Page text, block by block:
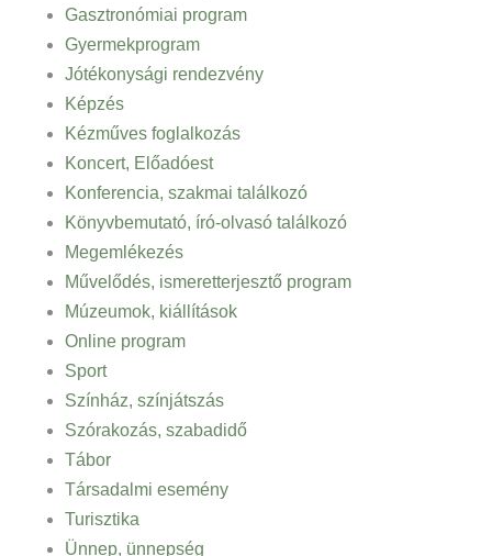
Gasztronómiai program
Gyermekprogram
Jótékonysági rendezvény
Képzés
Kézműves foglalkozás
Koncert, Előadóest
Konferencia, szakmai találkozó
Könyvbemutató, író-olvasó találkozó
Megemlékezés
Művelődés, ismeretterjesztő program
Múzeumok, kiállítások
Online program
Sport
Színház, színjátszás
Szórakozás, szabadidő
Tábor
Társadalmi esemény
Turisztika
Ünnep, ünnepség